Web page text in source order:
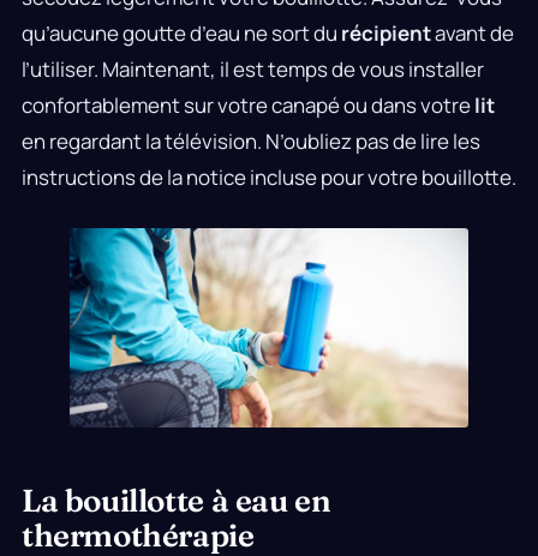
qu’aucune goutte d’eau ne sort du récipientavant de
l’utiliser. Maintenant, il est temps de vous installer
confortablement sur votre canapé ou dans votrelit
en regardant la télévision. N’oubliez pas de lire les
instructions de la notice incluse pour votre bouillotte.
La bouillotte à eau en
thermothérapie